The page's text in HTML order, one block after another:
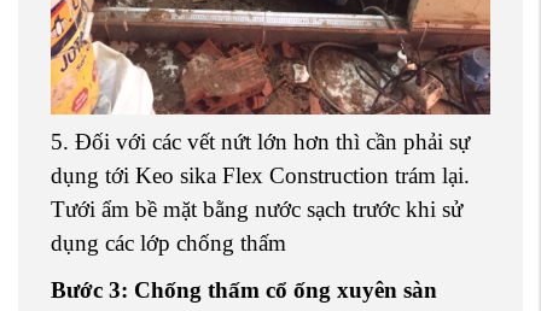
5. Đối với các vết nứt lớn hơn thì cần phải sự
dụng tới Keo sika Flex Construction trám lại.
Tưới ẩm bề mặt bằng nước sạch trước khi sử
dụng các lớp chống thấm
Bước 3: Chống thấm cổ ống xuyên sàn